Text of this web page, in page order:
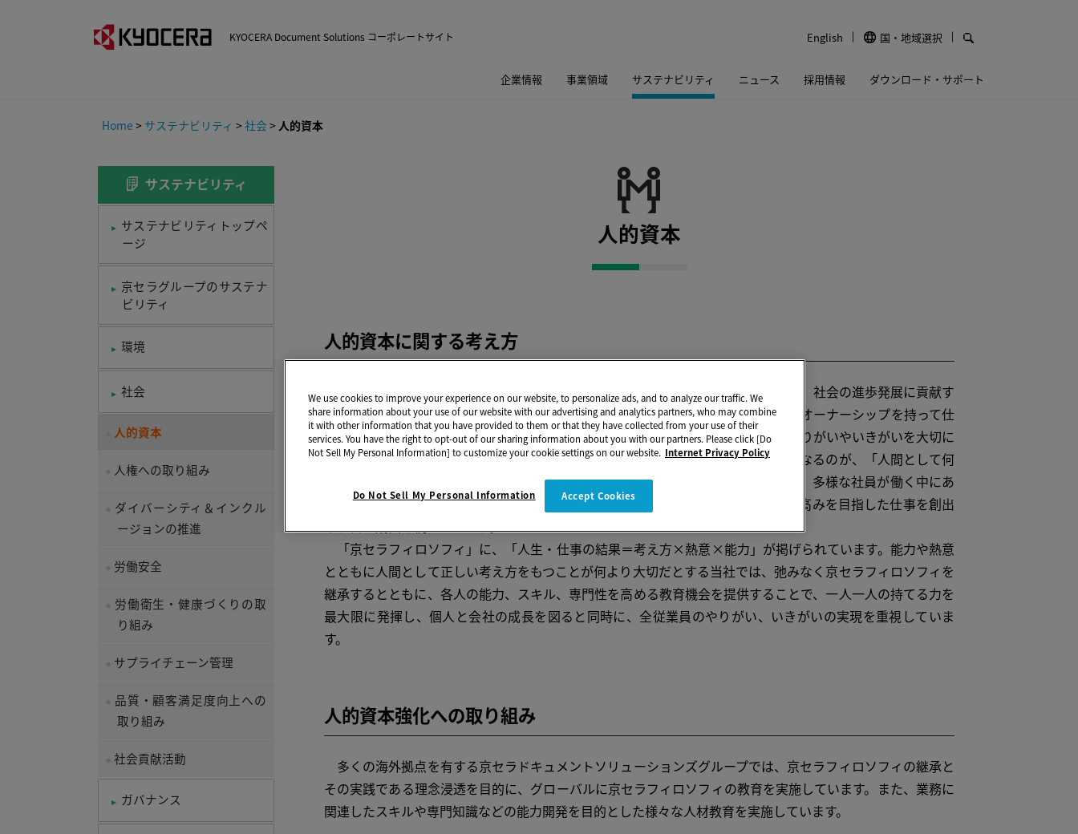
KYOCERA Document Solutions コーポレートサイト English 国・地域選択
企業情報 事業領域 サステナビリティ ニュース 採用情報 ダウンロード・サポート
Home > サステナビリティ > 社会 > 人的資本
人的資本
人的資本に関する考え方
当社は、経営理念である「全従業員の物心両面の幸福を追求すると同時に、人類、社会の進歩発展に貢献す
ること」の実現に向けて、全員が経営に参画するアメーバ経営のもと、一人一人がオーナーシップを持って仕
事に臨み、その持てる力を最大限に発揮できる環境を作るとともに、全従業員のやりがいやいきがいを大切に
してきました。当社の全員参加経営において、全従業員の判断そして行動の基軸となるのが、「人間として何
が正しいか」をベースとする京セラフィロソフィです。当社がグローバルに展開し、多様な社員が働く中にあ
っても、この共通の考え方があることで、自らの意志、そして熱意をもって、より高みを目指した仕事を創出
「京セラフィロソフィ」に、「人生・仕事の結果＝考え方×熱意×能力」が掲げられています。能力や熱意
とともに人間として正しい考え方をもつことが何より大切だとする当社では、弛みなく京セラフィロソフィを
継承するとともに、各人の能力、スキル、専門性を高める教育機会を提供することで、一人一人の持てる力を
最大限に発揮し、個人と会社の成長を図ると同時に、全従業員のやりがい、いきがいの実現を重視していま
す。
人的資本強化への取り組み
多くの海外拠点を有する京セラドキュメントソリューションズグループでは、京セラフィロソフィの継承と
その実践である理念浸透を目的に、グローバルに京セラフィロソフィの教育を実施しています。また、業務に
関連したスキルや専門知識などの能力開発を目的とした様々な人材教育を実施しています。
サステナビリティ
サステナビリティトップペ
ージ
京セラグループのサステナ
ビリティ
環境
社会
人的資本
人権への取り組み
ダイバーシティ＆インクル
ージョンの推進
労働安全
労働衛生・健康づくりの取
り組み
サプライチェーン管理
品質・顧客満足度向上への
取り組み
社会貢献活動
ガバナンス
We use cookies to improve your experience on our website, to personalize ads, and to analyze our traffic. We
share information about your use of our website with our advertising and analytics partners, who may combine
it with other information that you have provided to them or that they have collected from your use of their
services. You have the right to opt-out of our sharing information about you with our partners. Please click [Do
Not Sell My Personal Information] to customize your cookie settings on our website. Internet Privacy Policy
Accept Cookies
Do Not Sell My Personal Information